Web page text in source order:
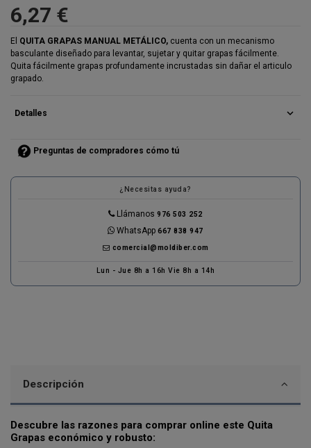
(1 reseñas)
6,27 €
El QUITA GRAPAS MANUAL METÁLICO, cuenta con un mecanismo
basculante diseñado para levantar, sujetar y quitar grapas fácilmente.
Quita fácilmente grapas profundamente incrustadas sin dañar el articulo
grapado.
Detalles expand_more
Preguntas de compradores cómo tú
¿Necesitas ayuda?
Llámanos976 503 252
WhatsApp667 838 947
comercial@moldiber.com
Lun - Jue 8h a 16h Vie 8h a 14h
Descripción
Descubre las razones para comprar online este Quita
Grapas económico y robusto: